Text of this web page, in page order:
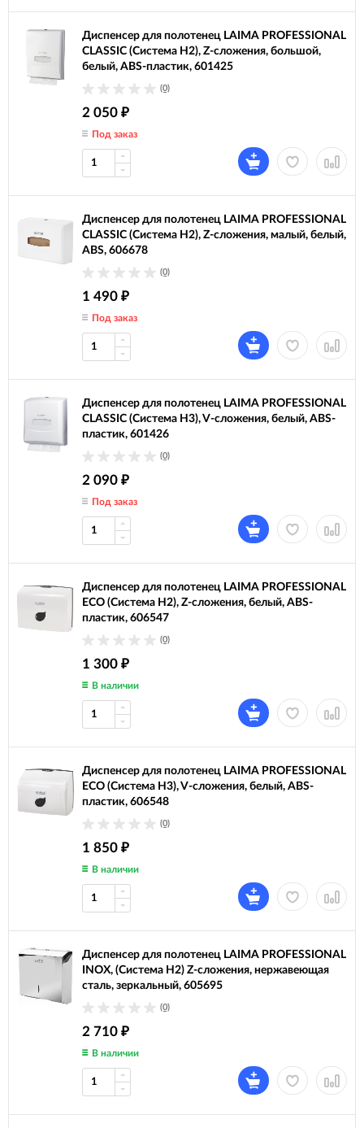
Диспенсер для полотенец LAIMA PROFESSIONAL
CLASSIC (Система H2), Z-сложения, большой,
белый, ABS-пластик, 601425
(0)
2 050 ₽
Под заказ
Диспенсер для полотенец LAIMA PROFESSIONAL
CLASSIC (Система H2), Z-сложения, малый, белый,
ABS, 606678
(0)
1 490 ₽
Под заказ
Диспенсер для полотенец LAIMA PROFESSIONAL
CLASSIC (Система H3), V-сложения, белый, ABS-
пластик, 601426
(0)
2 090 ₽
Под заказ
Диспенсер для полотенец LAIMA PROFESSIONAL
ECO (Система H2), Z-сложения, белый, ABS-
пластик, 606547
(0)
1 300 ₽
В наличии
Диспенсер для полотенец LAIMA PROFESSIONAL
ECO (Система H3), V-сложения, белый, ABS-
пластик, 606548
(0)
1 850 ₽
В наличии
Диспенсер для полотенец LAIMA PROFESSIONAL
INOX, (Система H2) Z-сложения, нержавеющая
сталь, зеркальный, 605695
(0)
2 710 ₽
В наличии